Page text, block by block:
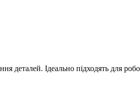
деталей. Ідеально підходять для